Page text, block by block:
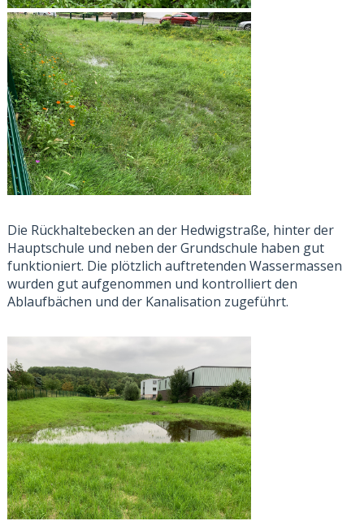
Die Rückhaltebecken an der Hedwigstraße, hinter der
Hauptschule und neben der Grundschule haben gut
funktioniert. Die plötzlich auftretenden Wassermassen
wurden gut aufgenommen und kontrolliert den
Ablaufbächen und der Kanalisation zugeführt.